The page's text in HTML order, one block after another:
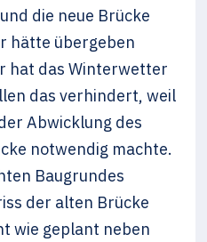
die neue Brücke
hätte übergeben
hat das Winterwetter
das verhindert, weil
Abwicklung des
notwendig machte.
Baugrundes
der alten Brücke
wie geplant neben